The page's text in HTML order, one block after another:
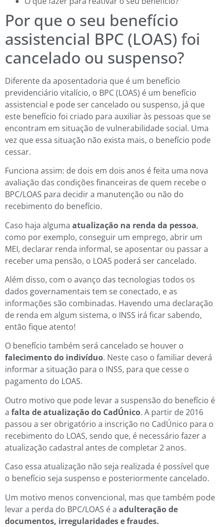
Por que o seu benefício
assistencial BPC (LOAS) foi
cancelado ou suspenso?
Diferente da aposentadoria que é um benefício
previdenciário vitalício, o BPC (LOAS) é um benefício
assistencial e pode ser cancelado ou suspenso, já que
este benefício foi criado para auxiliar às pessoas que se
encontram em situação de vulnerabilidade social. Uma
vez que essa situação não exista mais, o benefício pode
cessar.
Funciona assim: de dois em dois anos é feita uma nova
avaliação das condições financeiras de quem recebe o
BPC/LOAS para decidir a manutenção ou não do
recebimento do benefício.
Caso haja alguma atualização na renda da pessoa,
como por exemplo, conseguir um emprego, abrir um
MEI, declarar renda informal, se aposentar ou passar a
receber uma pensão, o LOAS poderá ser cancelado.
Além disso, com o avanço das tecnologias todos os
dados governamentais tem se conectado, e as
informações são combinadas. Havendo uma declaração
de renda em algum sistema, o INSS irá ficar sabendo,
então fique atento!
O benefício também será cancelado se houver o
falecimento do indivíduo. Neste caso o familiar deverá
informar a situação para o INSS, para que cesse o
pagamento do LOAS.
Outro motivo que pode levar a suspensão do benefício é
a falta de atualização do CadÚnico. A partir de 2016
passou a ser obrigatório a inscrição no CadÚnico para o
recebimento do LOAS, sendo que, é necessário fazer a
atualização cadastral antes de completar 2 anos.
Caso essa atualização não seja realizada é possível que
o benefício seja suspenso e posteriormente cancelado.
Um motivo menos convencional, mas que também pode
levar a perda do BPC/LOAS é a adulteração de
documentos, irregularidades e fraudes.